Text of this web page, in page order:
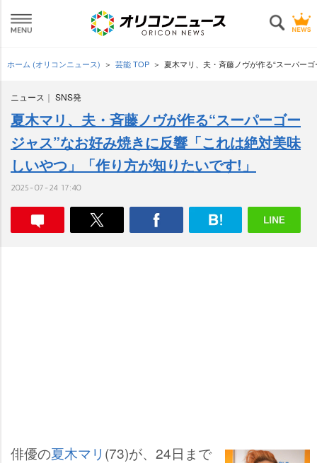
ホーム (オリコンニュース) 芸能 TOP 夏木マリ、夫・斉藤ノヴが作る“スーパー
ニュース SNS発
夏木マリ、夫・斉藤ノヴが作る“スーパーゴー
ジャス”なお好み焼きに反響「これは絶対美味
しいやつ」「作り方が知りたいです!」
2025-07-24 17:40
俳優の夏木マリ (73)が、24日まで